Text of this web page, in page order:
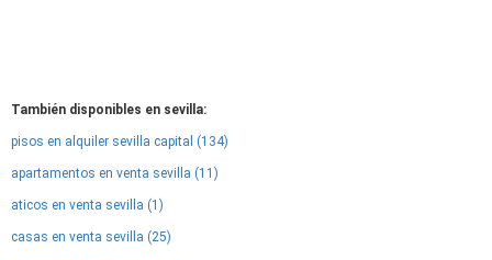
También disponibles en sevilla:
pisos en alquiler sevilla capital (134)
apartamentos en venta sevilla (11)
aticos en venta sevilla (1)
casas en venta sevilla (25)